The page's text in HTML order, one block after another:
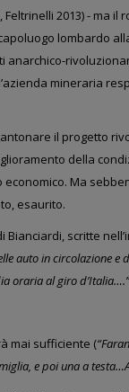
Feltrinelli 2013) - ma il
lombardo
anarchico-
mineraria
il progetto
della
economico. Ma
esaurito.
Bianciardi, scritte
auto in circolazione
oraria al giro
mai sufficiente (
e poi una a